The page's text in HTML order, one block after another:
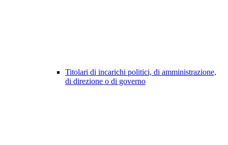
Titolari di incarichi politici, di amministrazione,
di direzione o di governo